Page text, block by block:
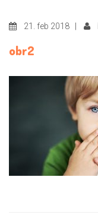
21. feb 2018 |
obr2